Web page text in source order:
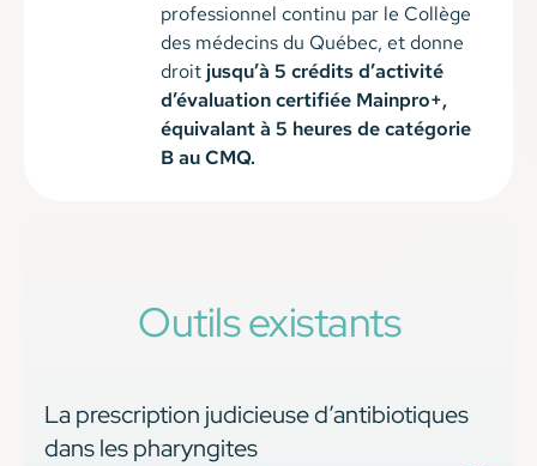
professionnel continu par le Collège
des médecins du Québec, et donne
droit jusqu’à 5 crédits d’activité
d’évaluation certifiée Mainpro+,
équivalant à 5 heures de catégorie
B au CMQ.
Outils existants
La prescription judicieuse d’antibiotiques
dans les pharyngites